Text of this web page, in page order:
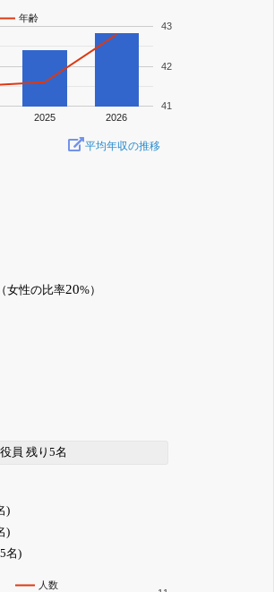
年齢
2025 2026
41
42
43
平均年収の推移
女性の比率20%）
役員 残り5名
)
)
名)
人数